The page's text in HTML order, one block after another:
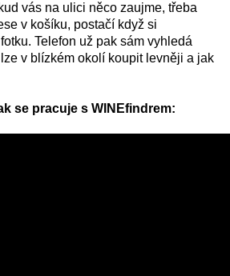
vás na ulici něco zaujme, třeba
v košíku, postačí když si
Telefon už pak sám vyhledá
v blízkém okolí koupit levněji a jak
se pracuje s WINEfindrem: